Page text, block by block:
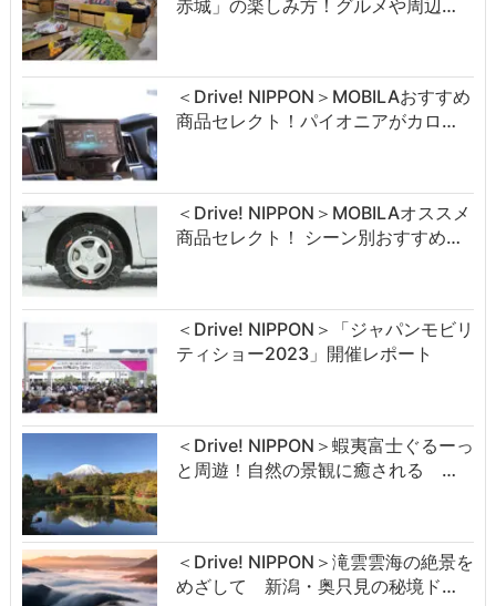
赤城」の楽しみ方！グルメや周辺…
＜Drive! NIPPON＞MOBILAおすすめ
商品セレクト！パイオニアがカロ…
＜Drive! NIPPON＞MOBILAオススメ
商品セレクト！ シーン別おすすめ…
＜Drive! NIPPON＞「ジャパンモビリ
ティショー2023」開催レポート
＜Drive! NIPPON＞蝦夷富士ぐるーっ
と周遊！自然の景観に癒される …
＜Drive! NIPPON＞滝雲雲海の絶景を
めざして 新潟・奥只見の秘境ド…